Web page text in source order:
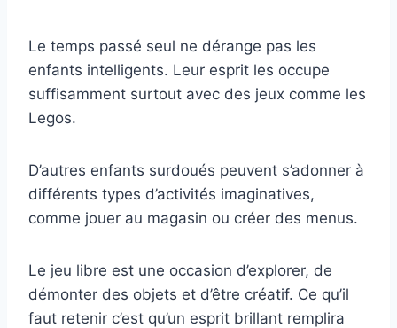
Le temps passé seul ne dérange pas les
enfants intelligents. Leur esprit les occupe
suffisamment surtout avec des jeux comme les
Legos.
D’autres enfants surdoués peuvent s’adonner à
différents types d’activités imaginatives,
comme jouer au magasin ou créer des menus.
Le jeu libre est une occasion d’explorer, de
démonter des objets et d’être créatif. Ce qu’il
faut retenir c’est qu’un esprit brillant remplira